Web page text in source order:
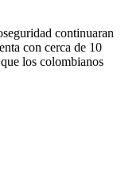
continuaran
con cerca de 10
los colombianos